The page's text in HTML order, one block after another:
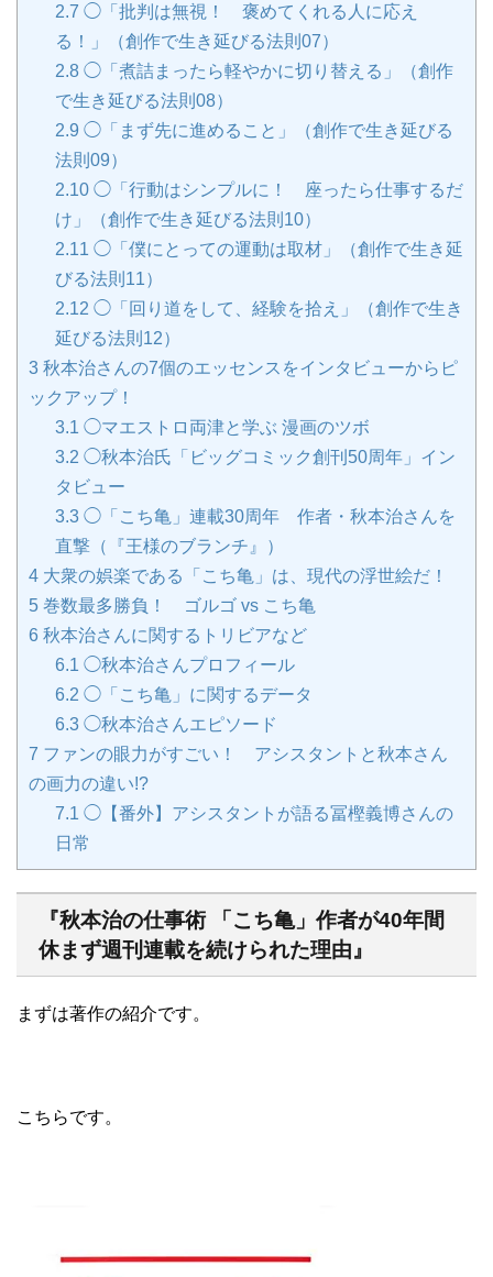
2.7 ◯「批判は無視！ 褒めてくれる人に応え
る！」（創作で生き延びる法則07）
2.8 ◯「煮詰まったら軽やかに切り替える」（創作
で生き延びる法則08）
2.9 ◯「まず先に進めること」（創作で生き延びる
法則09）
2.10 ◯「行動はシンプルに！ 座ったら仕事するだ
け」（創作で生き延びる法則10）
2.11 ◯「僕にとっての運動は取材」（創作で生き延
びる法則11）
2.12 ◯「回り道をして、経験を拾え」（創作で生き
延びる法則12）
3 秋本治さんの7個のエッセンスをインタビューからピ
ックアップ！
3.1 ◯マエストロ両津と学ぶ 漫画のツボ
3.2 ◯秋本治氏「ビッグコミック創刊50周年」イン
タビュー
3.3 ◯「こち亀」連載30周年 作者・秋本治さんを
直撃（『王様のブランチ』）
4 大衆の娯楽である「こち亀」は、現代の浮世絵だ！
5 巻数最多勝負！ ゴルゴ vs こち亀
6 秋本治さんに関するトリビアなど
6.1 ◯秋本治さんプロフィール
6.2 ◯「こち亀」に関するデータ
6.3 ◯秋本治さんエピソード
7 ファンの眼力がすごい！ アシスタントと秋本さん
の画力の違い!?
7.1 ◯【番外】アシスタントが語る冨樫義博さんの
日常
『秋本治の仕事術 「こち亀」作者が40年間
休まず週刊連載を続けられた理由』
まずは著作の紹介です。
こちらです。